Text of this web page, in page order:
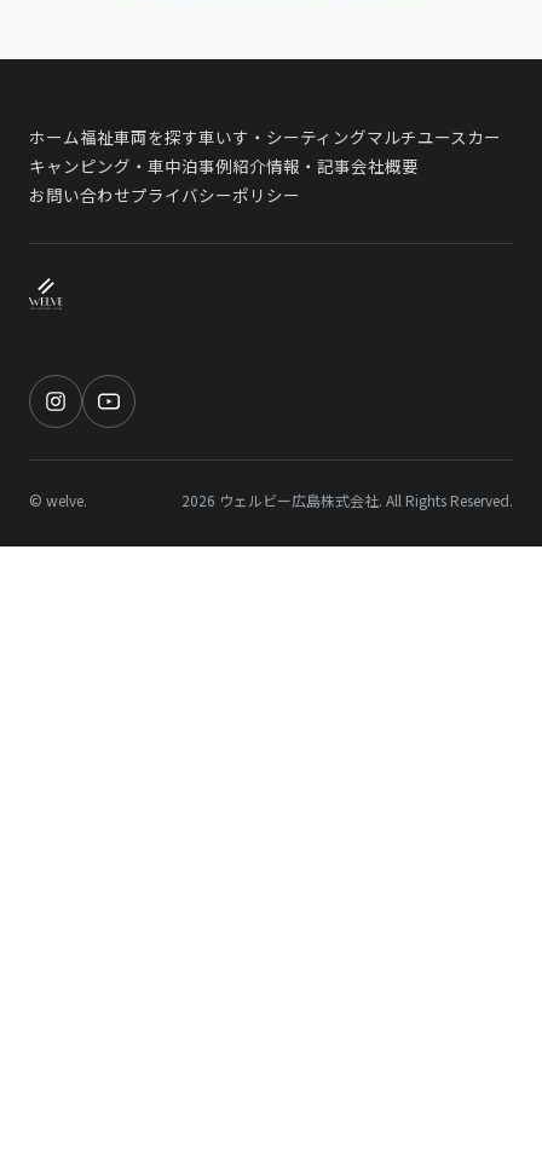
ホーム福祉車両を探す車いす・シーティングマルチユースカー
キャンピング・車中泊事例紹介情報・記事会社概要
お問い合わせプライバシーポリシー
© welve. 2026 ウェルビー広島株式会社. All Rights Reserved.